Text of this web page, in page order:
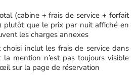
(cabine + frais de service + forfait
plutôt que le prix par nuit affiché en
les charges annexes
inclut les frais de service dans
la mention n’est pas toujours visible
sur la page de réservation